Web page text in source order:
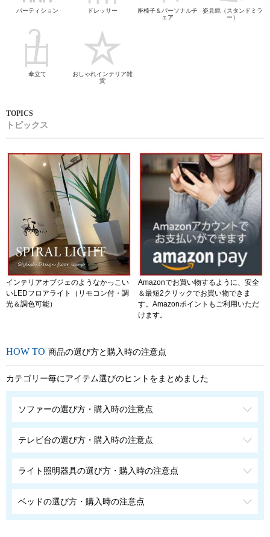
パーティション ドレッサー
座椅子＆パーソナルチ
ェア
姿見鏡（スタンドミラ
ー）
傘立て
おしゃれインテリア雑
貨
トピックス
インテリアオブジェのようなかっこい
いLEDフロアライト（リモコン付・調
光＆調色可能）
Amazonでお買い物するように、安全
＆最短2クリックでお買い物できま
す。Amazonポイントもご利用いただ
けます。
商品の選び方と購入時の注意点
カテゴリー毎にアイテム選びのヒントをまとめました
ソファーの選び方・購入時の注意点
テレビ台の選び方・購入時の注意点
ライト照明器具の選び方・購入時の注意点
ベッドの選び方・購入時の注意点